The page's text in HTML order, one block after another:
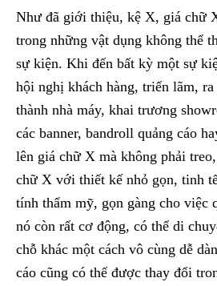
Như đã giới thiệu, kệ X, giá chữ
trong những vật dụng không thể
sự kiện. Khi đến bất kỳ một sự
hội nghị khách hàng, triển lãm, ra
thành nhà máy, khai trương
các banner, bandroll quảng cáo
lên giá chữ X mà không phải
chữ X với thiết kế nhỏ gọn, tinh
tính thẩm mỹ, gọn gàng cho việc
nó còn rất cơ động, có thể di
chỗ khác một cách vô cùng dễ
cáo cũng có thể được thay đổi